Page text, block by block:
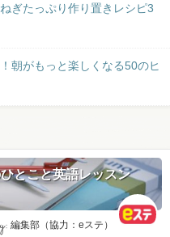
ぎたっぷり作り置きレシピ3
朝がもっと楽しくなる50のヒ
とこと英語レッスン
編集部（協力：eステ）